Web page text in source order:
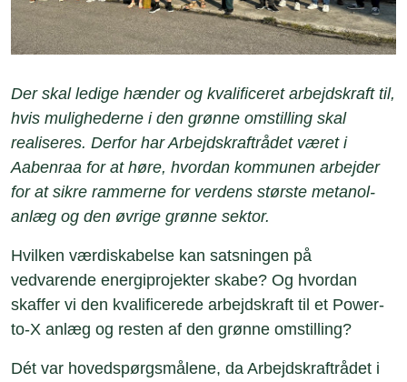
Der skal ledige hænder og kvalificeret arbejdskraft til,
hvis mulighederne i den grønne omstilling skal
realiseres. Derfor har Arbejdskraftrådet været i
Aabenraa for at høre, hvordan kommunen arbejder
for at sikre rammerne for verdens største metanol-
anlæg og den øvrige grønne sektor.
Hvilken værdiskabelse kan satsningen på
vedvarende energiprojekter skabe? Og hvordan
skaffer vi den kvalificerede arbejdskraft til et Power-
to-X anlæg og resten af den grønne omstilling?
Dét var hovedspørgsmålene, da Arbejdskraftrådet i